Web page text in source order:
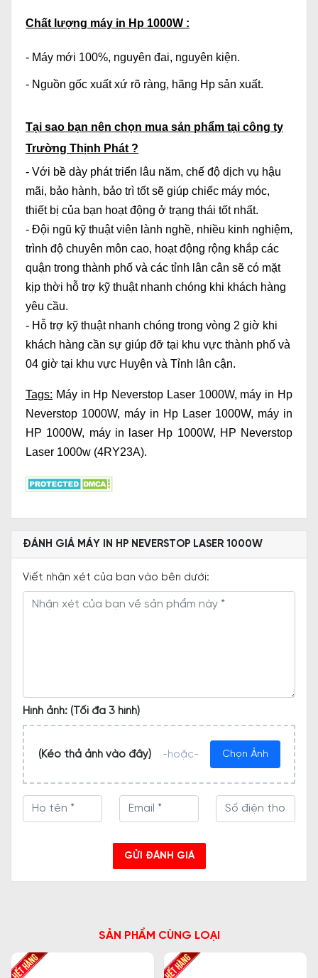
Chất lượng máy in Hp 1000W :
- Máy mới 100%, nguyên đai, nguyên kiện.
- Nguồn gốc xuất xứ rõ ràng, hãng Hp sản xuất.
Tại sao bạn nên chọn mua sản phẩm tại công ty
Trường Thịnh Phát ?
- Với bề dày phát triển lâu năm, chế độ dịch vụ hậu
mãi, bảo hành, bảo trì tốt sẽ giúp chiếc máy móc,
thiết bị của bạn hoạt động ở trạng thái tốt nhất.
- Đội ngũ kỹ thuật viên lành nghề, nhiều kinh nghiệm,
trình độ chuyên môn cao, hoạt động rộng khắp các
quận trong thành phố và các tỉnh lân cân sẽ có mặt
kịp thời hỗ trợ kỹ thuật nhanh chóng khi khách hàng
yêu cầu.
- Hỗ trợ kỹ thuật nhanh chóng trong vòng 2 giờ khi
khách hàng cần sự giúp đỡ tại khu vực thành phố và
04 giờ tại khu vực Huyện và Tỉnh lân cận.
Tags: Máy in Hp Neverstop Laser 1000W, máy in Hp
Neverstop 1000W, máy in Hp Laser 1000W, máy in
HP 1000W, máy in laser Hp 1000W, HP Neverstop
Laser 1000w (4RY23A).
ĐÁNH GIÁ MÁY IN HP NEVERSTOP LASER 1000W
Viết nhận xét của bạn vào bên dưới:
Hình ảnh: (Tối đa 3 hình)
(Kéo thả ảnh vào đây) -hoặc- Chọn Ảnh
GỬI ĐÁNH GIÁ
SẢN PHẨM CÙNG LOẠI